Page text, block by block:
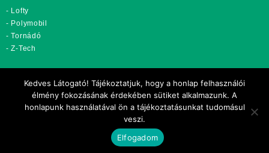
- Lofty
- Polymobil
-Tornádó
-Z-Tech
rekordmobil.hu
rekordmotor.hu
motorkerekparalkatreszek.hu
Copyright 2021 Rekord-Mobil Kft.
Kedves Látogató! Tájékoztatjuk, hogy a honlap felhasználói
élmény fokozásának érdekében sütiket alkalmazunk. A
honlapunk használatával ön a tájékoztatásunkat tudomásul
veszi.
Elfogadom